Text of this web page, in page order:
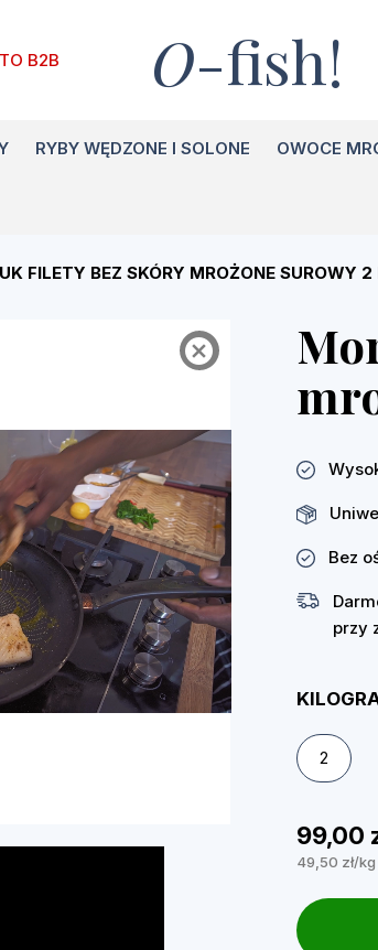
B2B O-fish!
RYBY WĘDZONE I SOLONE OWOCE
FILETY BEZ SKÓRY MROŻONE SUROWY 2
Bez
przy
2
99,00
49,50 zł/kg